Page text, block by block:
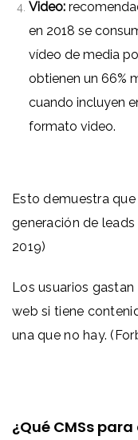
Video:
en 2018 se
vídeo de media
obtienen un 66%
cuando incluyen
formato video.
Esto demuestra
generación de
2019)
Los usuarios
web si tiene
una que no hay.
¿Qué CMSs